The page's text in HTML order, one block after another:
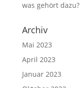
was gehört dazu?
Archiv
Mai 2023
April 2023
Januar 2023